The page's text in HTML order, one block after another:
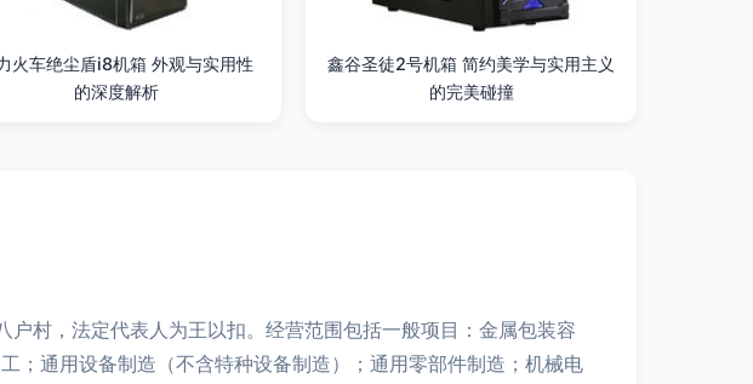
火车绝尘盾i8机箱 外观与实用性
的深度解析
鑫谷圣徒2号机箱 简约美学与实用主义
的完美碰撞
村，法定代表人为王以扣。经营范围包括一般项目：金属包装容
；通用设备制造（不含特种设备制造）；通用零部件制造；机械电